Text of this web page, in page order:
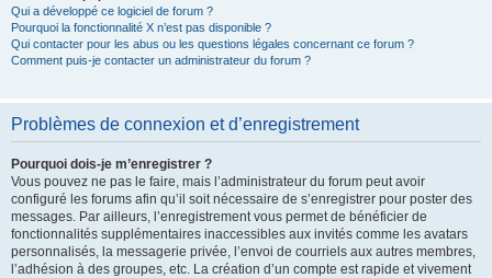
Qui a développé ce logiciel de forum ?
Pourquoi la fonctionnalité X n’est pas disponible ?
Qui contacter pour les abus ou les questions légales concernant ce forum ?
Comment puis-je contacter un administrateur du forum ?
Problèmes de connexion et d’enregistrement
Pourquoi dois-je m’enregistrer ?
Vous pouvez ne pas le faire, mais l’administrateur du forum peut avoir
configuré les forums afin qu’il soit nécessaire de s’enregistrer pour poster des
messages. Par ailleurs, l’enregistrement vous permet de bénéficier de
fonctionnalités supplémentaires inaccessibles aux invités comme les avatars
personnalisés, la messagerie privée, l’envoi de courriels aux autres membres,
l’adhésion à des groupes, etc. La création d’un compte est rapide et vivement